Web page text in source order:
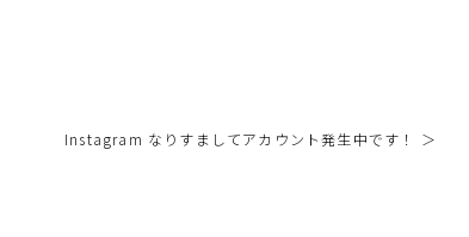
Instagram なりすましてアカウント発生中です！ ＞